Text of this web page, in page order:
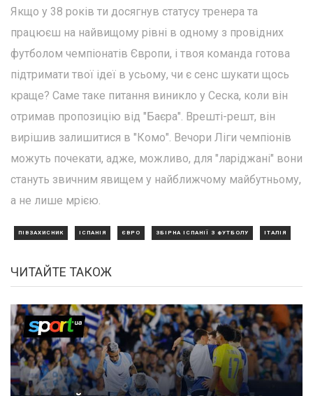
Якщо у 38 років ти досягнув статусу тренера та
працюєш на найвищому рівні в одному з провідних
футболом чемпіонатів Європи, і твоя команда готова
підтримати твої ідеї в усьому, чи є сенс шукати щось
краще? Саме таке питання виникло у Сеска, коли він
отримав пропозицію від "Баєра". Врешті-решт, він
вирішив залишитися в "Комо". Вечори Ліги чемпіонів
можуть почекати, адже, можливо, для "ларіджані" вони
стануть звичним явищем у найближчому майбутньому,
а не лише мрією.
ПІВЗАХИСНИК ІСПАНІЯ ЄВРО ЗБІРНА ІСПАНІЇ З ФУТБОЛУ ІТАЛІЯ
ЧИТАЙТЕ ТАКОЖ